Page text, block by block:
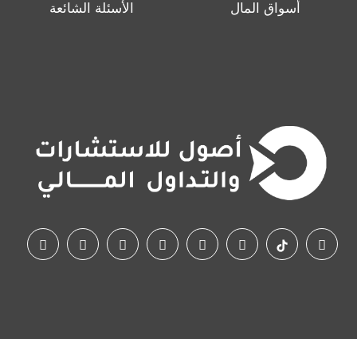
أسواق المال
الأسئلة الشائعة